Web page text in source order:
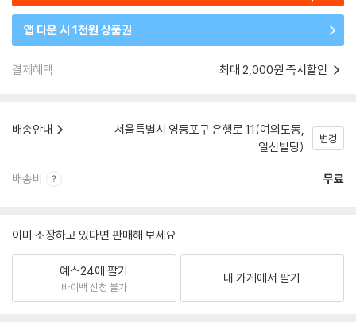
앱 다운 시 1천원 상품권
결제혜택 최대 2,000원 즉시할인
배송안내
서울특별시 영등포구 은행로 11(여의도동,
일신빌딩)
변경
배송비 무료
이미 소장하고 있다면 판매해 보세요.
예스24에 팔기
바이백 신청 불가
내 가게에서 팔기